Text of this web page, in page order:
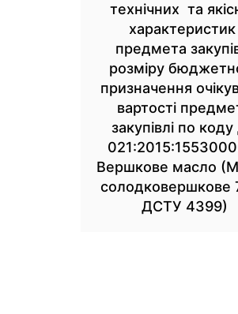
технічних та
характеристик
предмета
розміру
призначення
вартості
закупівлі по
Вершкове масло
солодковершкове
ДСТУ 4399)